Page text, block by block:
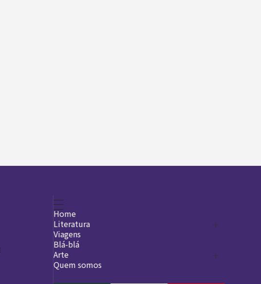
Home
Literatura
Legado
Viagens
Blá-blá
Arte
O que é arte
DesignSocial
Quem somos